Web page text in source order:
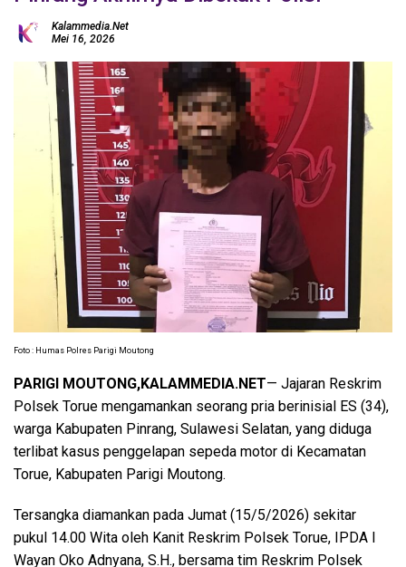
Kalammedia.net
Mei 16, 2026
Foto : Humas Polres Parigi Moutong
PARIGI MOUTONG,KALAMMEDIA.NET— Jajaran Reskrim
Polsek Torue mengamankan seorang pria berinisial ES (34),
warga Kabupaten Pinrang, Sulawesi Selatan, yang diduga
terlibat kasus penggelapan sepeda motor di Kecamatan
Torue, Kabupaten Parigi Moutong.
Tersangka diamankan pada Jumat (15/5/2026) sekitar
pukul 14.00 Wita oleh Kanit Reskrim Polsek Torue, IPDA I
Wayan Oko Adnyana, S.H., bersama tim Reskrim Polsek